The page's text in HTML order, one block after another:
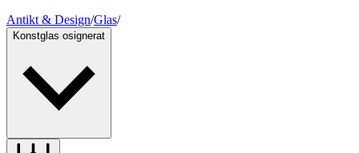
Antikt & Design/Glas/
Konstglas osignerat